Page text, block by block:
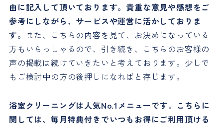
由に記入して頂いております。貴重な意見や感想をご
参考にしながら、サービスや運営に活かしておりま
す。 また、こちらの内容を見て、お決めになっている
方もいらっしゃるので、引き続き、こちらのお客様の
声の掲載は続けていきたいと考えております。少しで
もご検討中の方の後押しになればと存じます。
浴室クリーニングは人気No.1メニューです。こちらに
関しては、毎月特典付きでいつもお得にご利用頂ける